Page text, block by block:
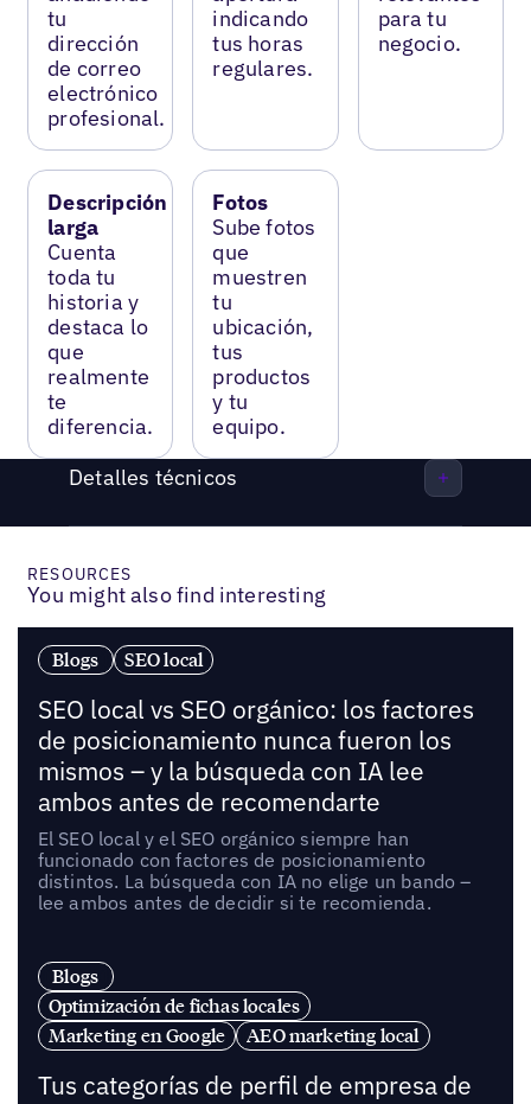
tu
dirección
de correo
electrónico
profesional.
indicando
tus horas
regulares.
para tu
negocio.
Descripción
larga
Cuenta
toda tu
historia y
destaca lo
que
realmente
te
diferencia.
Fotos
Sube fotos
que
muestren
tu
ubicación,
tus
productos
y tu
equipo.
Detalles técnicos
RESOURCES
You might also find interesting
Blogs SEO local
SEO local vs SEO orgánico: los factores
de posicionamiento nunca fueron los
mismos – y la búsqueda con IA lee
ambos antes de recomendarte
El SEO local y el SEO orgánico siempre han
funcionado con factores de posicionamiento
distintos. La búsqueda con IA no elige un bando –
lee ambos antes de decidir si te recomienda.
Blogs
Optimización de fichas locales
Marketing en Google
AEO marketing local
Tus categorías de perfil de empresa de